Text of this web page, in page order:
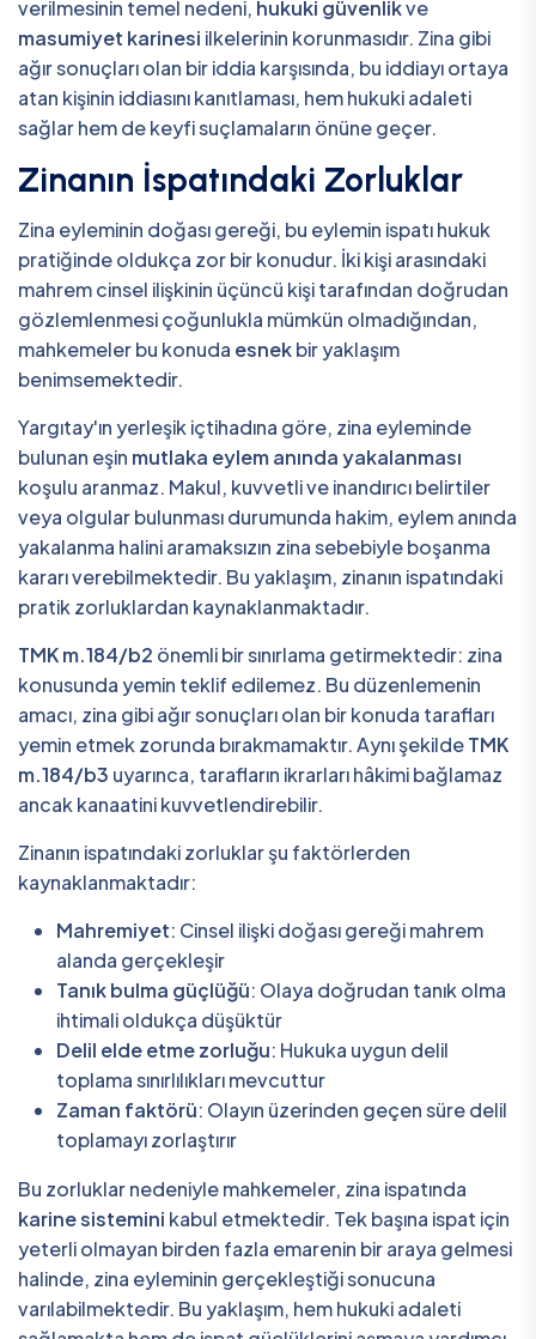
verilmesinin temel nedeni, hukuki güvenlikve
masumiyet karinesi ilkelerinin korunmasıdır. Zina gibi
ağır sonuçları olan bir iddia karşısında, bu iddiayı ortaya
atan kişinin iddiasını kanıtlaması, hem hukuki adaleti
sağlar hem de keyfi suçlamaların önüne geçer.
Zinanın İspatındaki Zorluklar
Zina eyleminin doğası gereği, bu eylemin ispatı hukuk
pratiğinde oldukça zor bir konudur. İki kişi arasındaki
mahrem cinsel ilişkinin üçüncü kişi tarafından doğrudan
gözlemlenmesi çoğunlukla mümkün olmadığından,
mahkemeler bu konuda esnekbir yaklaşım
benimsemektedir.
Yargıtay'ın yerleşik içtihadına göre, zina eyleminde
bulunan eşin mutlaka eylem anında yakalanması
koşulu aranmaz. Makul, kuvvetli ve inandırıcı belirtiler
veya olgular bulunması durumunda hakim, eylem anında
yakalanma halini aramaksızın zina sebebiyle boşanma
kararı verebilmektedir. Bu yaklaşım, zinanın ispatındaki
pratik zorluklardan kaynaklanmaktadır.
TMK m.184/b2 önemli bir sınırlama getirmektedir: zina
konusunda yemin teklif edilemez. Bu düzenlemenin
amacı, zina gibi ağır sonuçları olan bir konuda tarafları
yemin etmek zorunda bırakmamaktır. Aynı şekildeTMK
m.184/b3 uyarınca, tarafların ikrarları hâkimi bağlamaz
ancak kanaatini kuvvetlendirebilir.
Zinanın ispatındaki zorluklar şu faktörlerden
kaynaklanmaktadır:
Mahremiyet: Cinsel ilişki doğası gereği mahrem
alanda gerçekleşir
Tanık bulma güçlüğü: Olaya doğrudan tanık olma
ihtimali oldukça düşüktür
Delil elde etme zorluğu: Hukuka uygun delil
toplama sınırlılıkları mevcuttur
Zaman faktörü: Olayın üzerinden geçen süre delil
toplamayı zorlaştırır
Bu zorluklar nedeniyle mahkemeler, zina ispatında
karine sistemini kabul etmektedir. Tek başına ispat için
yeterli olmayan birden fazla emarenin bir araya gelmesi
halinde, zina eyleminin gerçekleştiği sonucuna
varılabilmektedir. Bu yaklaşım, hem hukuki adaleti